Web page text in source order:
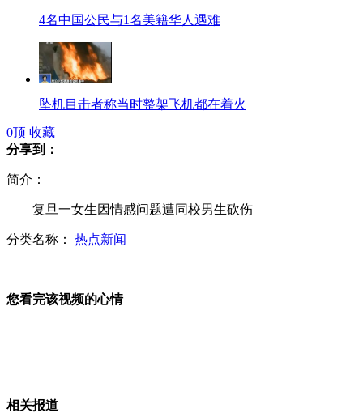
4名中国公民与1名美籍华人遇难
坠机目击者称当时整架飞机都在着火
0顶 收藏
分享到：
简介：
复旦一女生因情感问题遭同校男生砍伤
分类名称： 热点新闻
您看完该视频的心情
相关报道